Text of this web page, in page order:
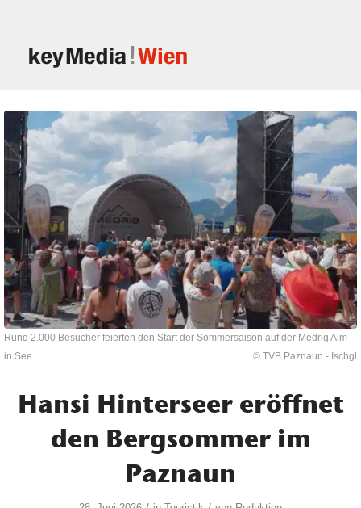
Rund 2.000 Besucher feierten den Start der Sommersaison auf der Medrig Alm
in See.
© TVB Paznaun - Ischgl
Hansi Hinterseer eröffnet
den Bergsommer im
Paznaun